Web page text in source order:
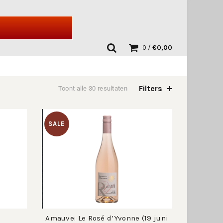
0 / €0,00
Toont alle 30 resultaten Filters
SALE
Amauve: Le Rosé d’Yvonne (19 juni